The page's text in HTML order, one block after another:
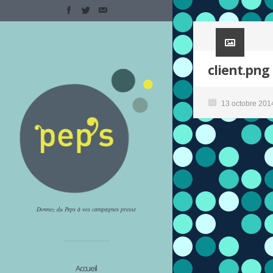
Donnez du Peps à vos campagnes presse
Accueil
client.png
13 octobre